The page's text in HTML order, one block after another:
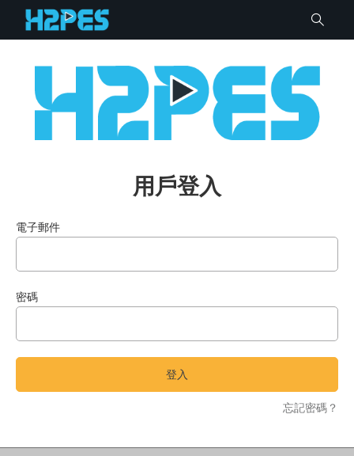
用戶登入
電子郵件
密碼
登入
忘記密碼？